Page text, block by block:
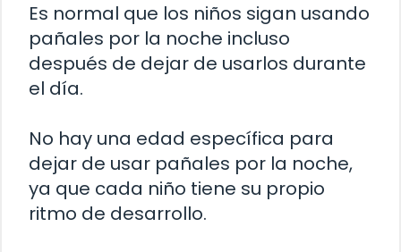
Es normal que los niños sigan usando
pañales por la noche incluso
después de dejar de usarlos durante
el día.
No hay una edad específica para
dejar de usar pañales por la noche,
ya que cada niño tiene su propio
ritmo de desarrollo.